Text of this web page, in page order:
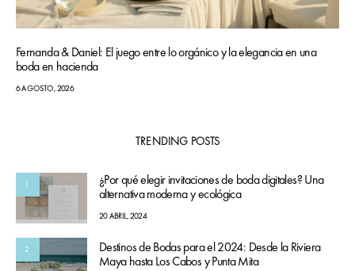
Fernanda & Daniel: El juego entre lo orgánico y la elegancia en una
boda en hacienda
6 AGOSTO, 2026
TRENDING POSTS
1
¿Por qué elegir invitaciones de boda digitales? Una
alternativa moderna y ecológica
20 ABRIL, 2024
2
Destinos de Bodas para el 2024: Desde la Riviera
Maya hasta Los Cabos y Punta Mita